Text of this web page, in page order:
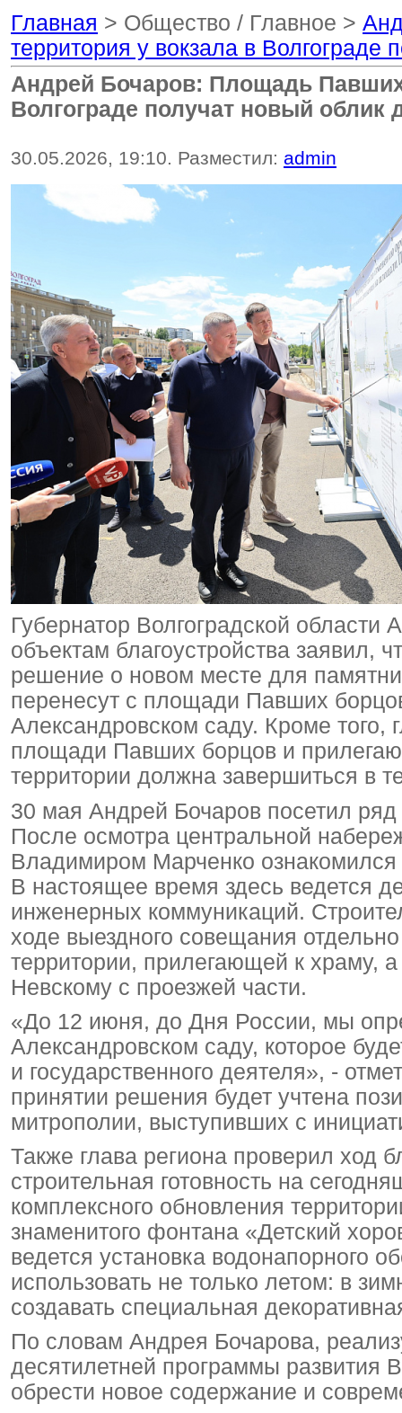
Главная > Общество / Главное >
территория у вокзала в Волгограде
Андрей Бочаров: Площадь
Волгограде получат новый облик
30.05.2026, 19:10. Разместил: admin
Губернатор Волгоградской
объектам благоустройства заявил,
решение о новом месте для
перенесут с площади Павших
Александровском саду. Кроме того,
площади Павших борцов и
территории должна завершиться в
30 мая Андрей Бочаров посетил ряд
После осмотра центральной
Владимиром Марченко
В настоящее время здесь ведется
инженерных коммуникаций.
ходе выездного совещания
территории, прилегающей к храму,
Невскому с проезжей части.
«До 12 июня, до Дня России, мы
Александровском саду, которое
и государственного деятеля», -
принятии решения будет учтена
митрополии, выступивших с
Также глава региона проверил ход
строительная готовность на
комплексного обновления
знаменитого фонтана «Детский
ведется установка водонапорного
использовать не только летом: в
создавать специальная
По словам Андрея Бочарова,
десятилетней программы развития
обрести новое содержание и